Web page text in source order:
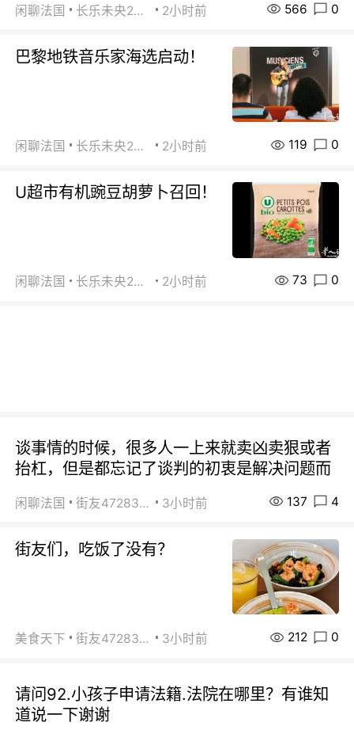
闲聊法国 长乐未央2015 2小时前 566 0
巴黎地铁音乐家海选启动！
闲聊法国 长乐未央2015 2小时前 119 0
U超市有机豌豆胡萝卜召回！
闲聊法国 长乐未央2015 2小时前 73 0
谈事情的时候，很多人一上来就卖凶卖狠或者
抬杠，但是都忘记了谈判的初衷是解决问题而
闲聊法国 街友472838572 3小时前 137 4
街友们，吃饭了没有？
美食天下 街友472838572 3小时前 212 0
请问92.小孩子申请法籍.法院在哪里？有谁知
道说一下谢谢